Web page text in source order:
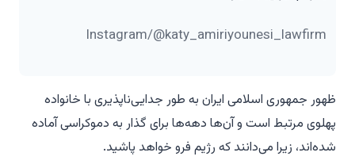
Instagram/@katy_amiriyounesi_lawfirm
ظهور جمهوری اسلامی ایران به طور جدایی‌ناپذیری با خانواده
پهلوی مرتبط است و آن‌ها دهه‌ها برای گذار به دموکراسی آماده
شده‌اند، زیرا می‌دانند که رژیم فرو خواهد پاشید.